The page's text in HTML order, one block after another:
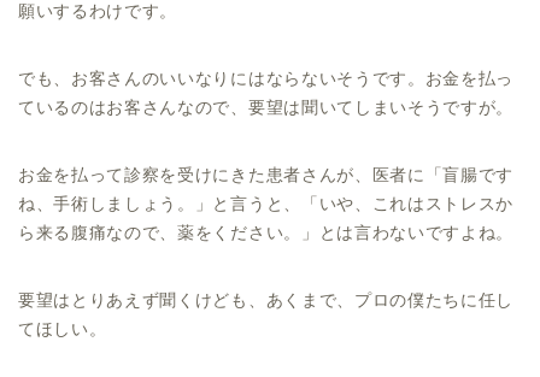
願いするわけです。
でも、お客さんのいいなりにはならないそうです。お金を払っ
ているのはお客さんなので、要望は聞いてしまいそうですが。
お金を払って診察を受けにきた患者さんが、医者に「盲腸です
ね、手術しましょう。」と言うと、「いや、これはストレスか
ら来る腹痛なので、薬をください。」とは言わないですよね。
要望はとりあえず聞くけども、あくまで、プロの僕たちに任し
てほしい。